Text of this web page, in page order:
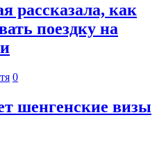
рассказала, как
поездку на
0
шенгенские визы